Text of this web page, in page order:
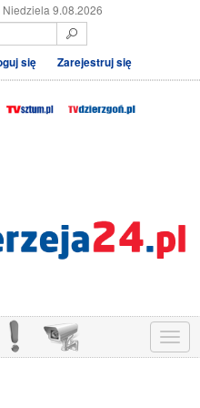
9.08.2026
się Zarejestruj się
Menu